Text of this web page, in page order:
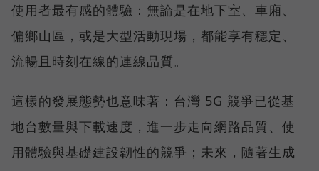
使用者最有感的體驗：無論是在地下室、車廂、
偏鄉山區，或是大型活動現場，都能享有穩定、
流暢且時刻在線的連線品質。
這樣的發展態勢也意味著：台灣 5G 競爭已從基
地台數量與下載速度，進一步走向網路品質、使
用體驗與基礎建設韌性的競爭；未來，隨著生成